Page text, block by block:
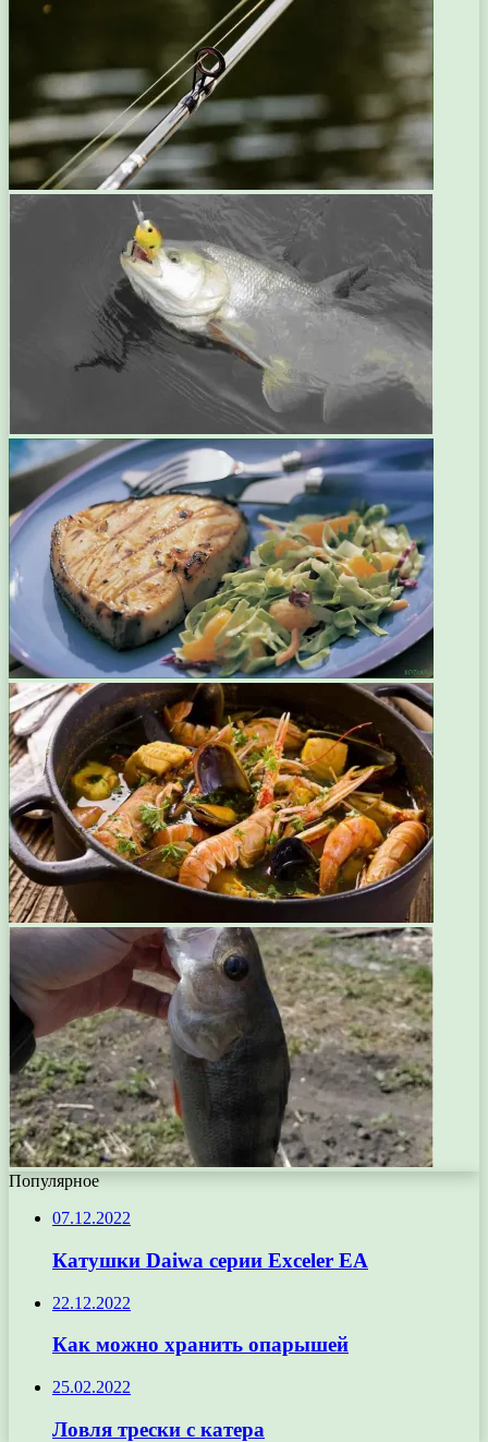
Популярное
07.12.2022
Катушки Daiwa серии Exceler EA
22.12.2022
Как можно хранить опарышей
25.02.2022
Ловля трески с катера